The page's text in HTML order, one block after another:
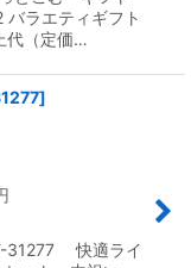
ラエティギフト
代（定価…
]
31277 快適ライ